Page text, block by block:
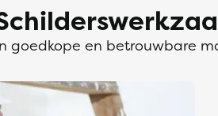
goedkope en betrouwbare